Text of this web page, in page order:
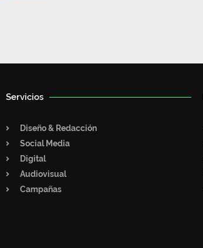
Servicios
Diseño & Redacción
Social Media
Digital
Audiovisual
Campañas